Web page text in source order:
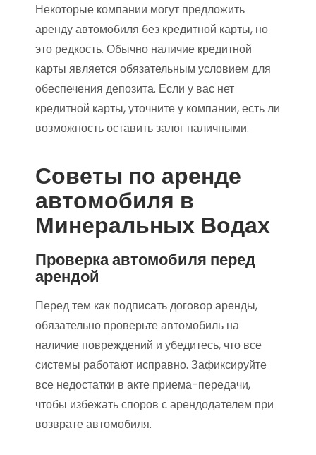
Некоторые компании могут предложить
аренду автомобиля без кредитной карты, но
это редкость. Обычно наличие кредитной
карты является обязательным условием для
обеспечения депозита. Если у вас нет
кредитной карты, уточните у компании, есть ли
возможность оставить залог наличными.
Советы по аренде
автомобиля в
Минеральных Водах
Проверка автомобиля перед
арендой
Перед тем как подписать договор аренды,
обязательно проверьте автомобиль на
наличие повреждений и убедитесь, что все
системы работают исправно. Зафиксируйте
все недостатки в акте приема-передачи,
чтобы избежать споров с арендодателем при
возврате автомобиля.